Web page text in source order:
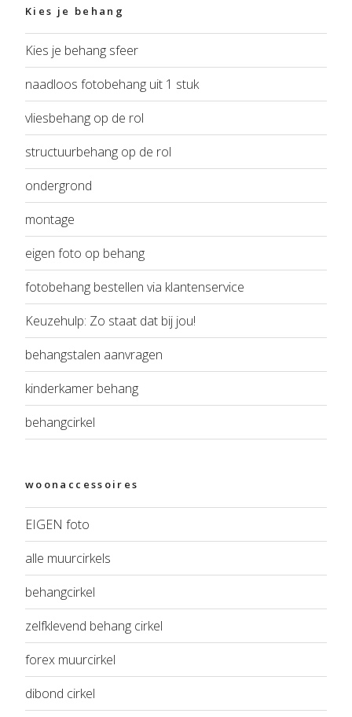
Kies je behang
Kies je behang sfeer
naadloos fotobehang uit 1 stuk
vliesbehang op de rol
structuurbehang op de rol
ondergrond
montage
eigen foto op behang
fotobehang bestellen via klantenservice
Keuzehulp: Zo staat dat bij jou!
behangstalen aanvragen
kinderkamer behang
behangcirkel
woonaccessoires
EIGEN foto
alle muurcirkels
behangcirkel
zelfklevend behang cirkel
forex muurcirkel
dibond cirkel